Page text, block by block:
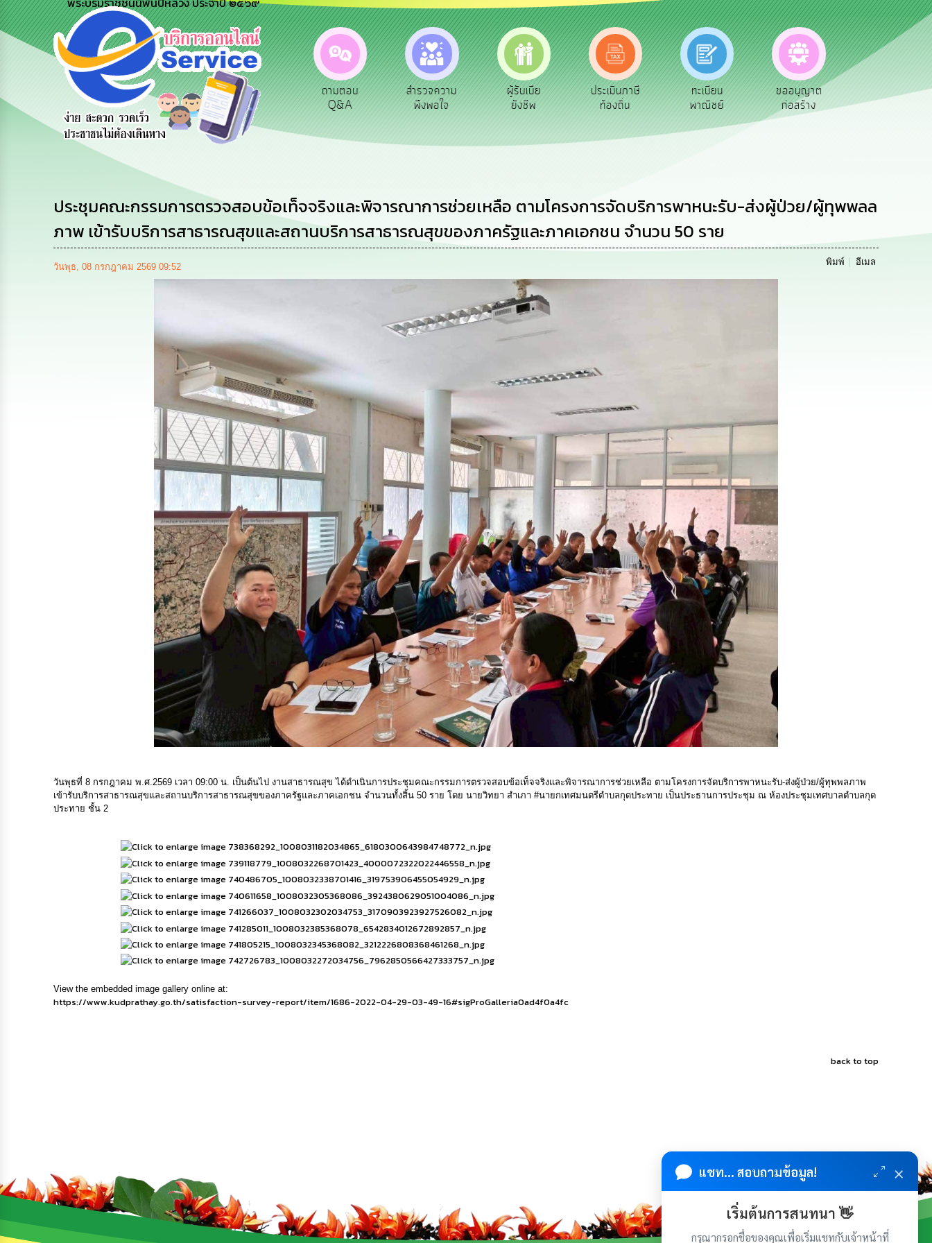
ริต
ร้องเรียน
การบริหาร
ทรัพยากร
บุคคล
e-Service
บริการ
ออนไลน์
ถามตอบ
Q&A
สำรวจความ
พึงพอใจ
ผู้รับเบีย
ยังชีพ
ประเมินภาษี
ท้องถิ่น
ทะเบียน
พาณิชย์
ขออนุญาต
ก่อสร้าง
คู่มือ
ประชาชน
อำนาจหน้
ประชุมคณะกรรมการตรวจสอบข้อเท็จจริงและพิจารณาการช่วยเหลือ ตามโครงการจัดบริการพาหนะรับ-ส่งผู้ป่วย/ผู้ทุพพลล
ภาพ เข้ารับบริการสาธารณสุขและสถานบริการสาธารณสุขของภาครัฐและภาคเอกชน จำนวน 50 ราย
วันพุธ, 08 กรกฎาคม 2569 09:52 พิมพ์ อีเมล
วันพุธที่ 8 กรกฎาคม พ.ศ.2569 เวลา 09:00 น. เป็นต้นไป งานสาธารณสุข ได้ดำเนินการประชุมคณะกรรมการตรวจสอบข้อเท็จจริงและพิจารณาการช่วยเหลือ ตามโครงการจัดบริการพาหนะรับ-ส่งผู้ป่วย/ผู้ทุพพลภาพ
เข้ารับบริการสาธารณสุขและสถานบริการสาธารณสุขของภาครัฐและภาคเอกชน จำนวนทั้งสิ้น 50 ราย โดย นายวิทยา สำเภา #นายกเทศมนตรีตําบลกุดประทาย เป็นประธานการประชุม ณ ห้องประชุมเทศบาลตําบลกุด
ประทาย ชั้น 2
View the embedded image gallery online at:
https://www.kudprathay.go.th/satisfaction-survey-report/item/1686-2022-04-29-03-49-16#sigProGalleria0ad4f0a4fc
back to top
แชท... สอบถามข้อมูล! ×
เริ่มต้นการสนทนา 👋
กรุณากรอกชื่อของคุณเพื่อเริ่มแชทกับเจ้าหน้าที่